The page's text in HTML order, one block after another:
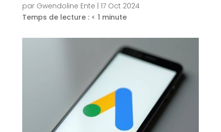
par Gwendoline Ente 17 Oct 2024
Temps de lecture : < 1 minute